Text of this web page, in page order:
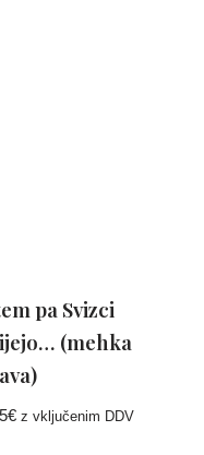
pa Svizci
(mehka
€ z vključenim DDV